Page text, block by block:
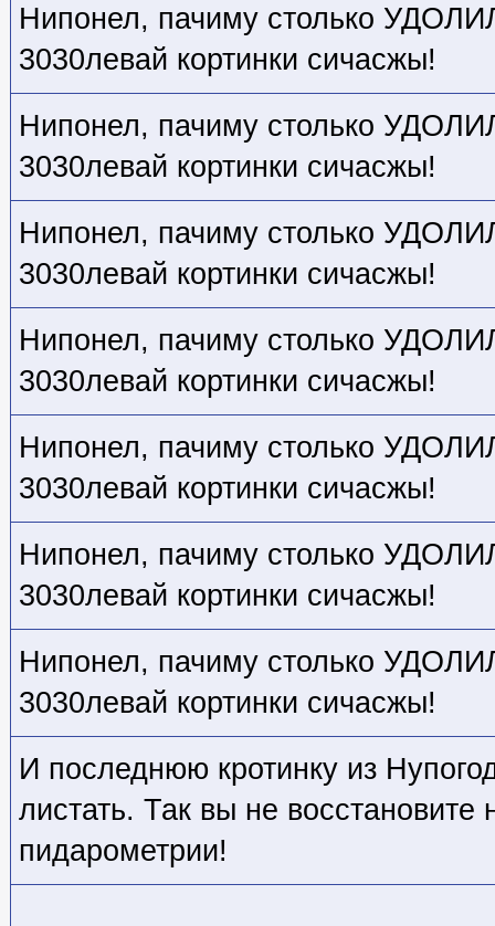
Нипонел, пачиму столько
3030левай кортинки сичасжы!
Нипонел, пачиму столько
3030левай кортинки сичасжы!
Нипонел, пачиму столько
3030левай кортинки сичасжы!
Нипонел, пачиму столько
3030левай кортинки сичасжы!
Нипонел, пачиму столько
3030левай кортинки сичасжы!
Нипонел, пачиму столько
3030левай кортинки сичасжы!
Нипонел, пачиму столько
3030левай кортинки сичасжы!
И последнюю кротинку из
листать. Так вы не
пидарометрии!